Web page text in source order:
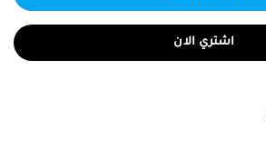
اشتري الان